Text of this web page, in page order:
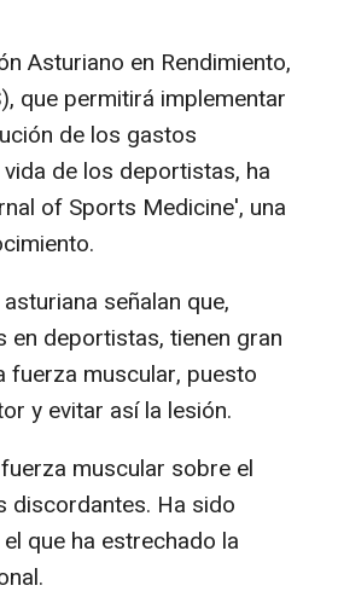
Asturiano en Rendimiento,
que permitirá implementar
de los gastos
de los deportistas, ha
of Sports Medicine', una
señalan que,
en deportistas, tienen gran
muscular, puesto
y evitar así la lesión.
muscular sobre el
discordantes. Ha sido
que ha estrechado la